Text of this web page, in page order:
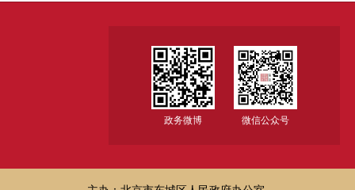
政务微博 微信公众号